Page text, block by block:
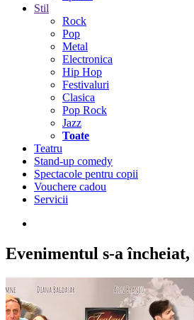
Stil
Rock
Pop
Metal
Electronica
Hip Hop
Festivaluri
Clasica
Pop Rock
Jazz
Toate
Teatru
Stand-up comedy
Spectacole pentru copii
Vouchere cadou
Servicii
Evenimentul s-a încheiat,